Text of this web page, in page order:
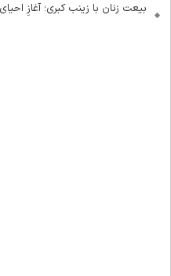
بیعت زنان با زینب کبری؛ آغازِ